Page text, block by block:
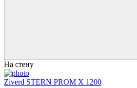
На стену
Ziverd STERN PROM X 1200